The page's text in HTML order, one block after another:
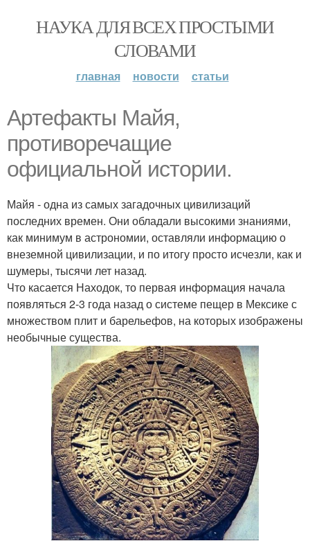
НАУКА ДЛЯ ВСЕХ ПРОСТЫМИ
СЛОВАМИ
главная новости статьи
Артефакты Майя,
противоречащие
официальной истории.
Майя - одна из самых загадочных цивилизаций
последних времен. Они обладали высокими знаниями,
как минимум в астрономии, оставляли информацию о
внеземной цивилизации, и по итогу просто исчезли, как и
шумеры, тысячи лет назад.
Что касается Находок, то первая информация начала
появляться 2-3 года назад о системе пещер в Мексике с
множеством плит и барельефов, на которых изображены
необычные существа.